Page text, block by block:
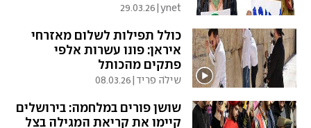
ynet
|
29.03.26
כולל תפילות לשלום מאזרחי
איראן: פונו עשרות אלפי
פתקים מהכותל
שילֹה פריד 08.03.26
שושן פורים במלחמה: בירושלים
קיימו את קריאת המגילה בצל